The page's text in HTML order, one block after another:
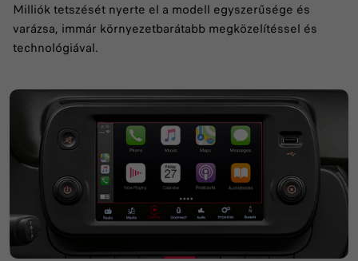
Milliók tetszését nyerte el a modell egyszerűsége és
varázsa, immár környezetbarátabb megközelítéssel és
technológiával.